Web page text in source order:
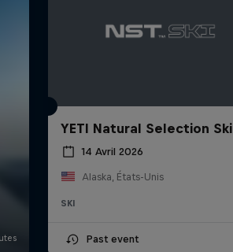
YETI Natural Selection Ski
14 Avril 2026
Alaska, États-Unis
SKI
Past event